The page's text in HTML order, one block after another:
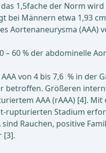
1,5fache der Norm
Männern etwa 1,93
Aortenaneurysma (AAA)
60 % der abdominelle
von 4 bis 7,6 % in
betroffen. Größeren
AAA (rAAA) [4].
rupturierten Stadium
Rauchen, positive
[3].